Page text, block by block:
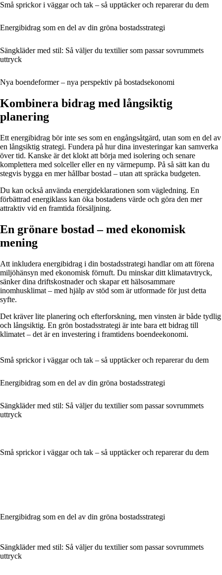
Små sprickor i väggar och tak – så upptäcker och reparerar du dem
Energibidrag som en del av din gröna bostadsstrategi
Sängkläder med stil: Så väljer du textilier som passar sovrummets
uttryck
Nya boendeformer – nya perspektiv på bostadsekonomi
Kombinera bidrag med långsiktig
planering
Ett energibidrag bör inte ses som en engångsåtgärd, utan som en del av
en långsiktig strategi. Fundera på hur dina investeringar kan samverka
över tid. Kanske är det klokt att börja med isolering och senare
komplettera med solceller eller en ny värmepump. På så sätt kan du
stegvis bygga en mer hållbar bostad – utan att spräcka budgeten.
Du kan också använda energideklarationen som vägledning. En
förbättrad energiklass kan öka bostadens värde och göra den mer
attraktiv vid en framtida försäljning.
En grönare bostad – med ekonomisk
mening
Att inkludera energibidrag i din bostadsstrategi handlar om att förena
miljöhänsyn med ekonomisk förnuft. Du minskar ditt klimatavtryck,
sänker dina driftskostnader och skapar ett hälsosammare
inomhusklimat – med hjälp av stöd som är utformade för just detta
syfte.
Det kräver lite planering och efterforskning, men vinsten är både tydlig
och långsiktig. En grön bostadsstrategi är inte bara ett bidrag till
klimatet – det är en investering i framtidens boendeekonomi.
Små sprickor i väggar och tak – så upptäcker och reparerar du dem
Energibidrag som en del av din gröna bostadsstrategi
Sängkläder med stil: Så väljer du textilier som passar sovrummets
uttryck
Små sprickor i väggar och tak – så upptäcker och reparerar du dem
Energibidrag som en del av din gröna bostadsstrategi
Sängkläder med stil: Så väljer du textilier som passar sovrummets
uttryck